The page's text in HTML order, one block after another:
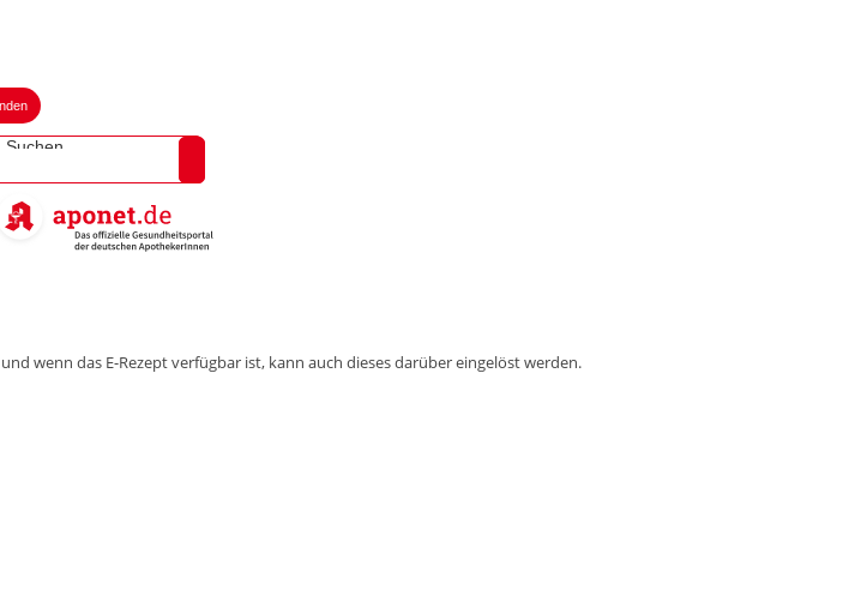
Suchen
wenn das E-Rezept verfügbar ist, kann auch dieses darüber eingelöst werden.